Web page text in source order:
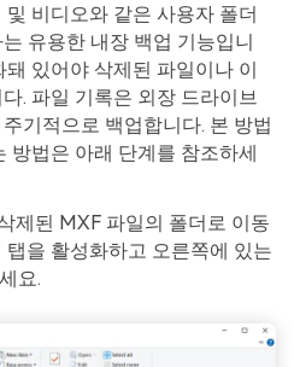
비디오와 같은 사용자 폴더
유용한 내장 백업 기능입니
있어야 삭제된 파일이나 이
. 파일 기록은 외장 드라이브
기적으로 백업합니다. 본 방법
방법은 아래 단계를 참조하세
제된 MXF 파일의 폴더로 이동
을 활성화하고 오른쪽에 있는
요.